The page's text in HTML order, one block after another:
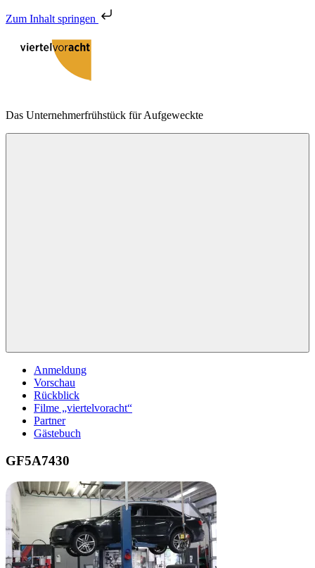
Zum Inhalt springen
Inhalt
viertelvoracht
Das Unternehmerfrühstück für Aufgeweckte
Anmeldung
Vorschau
Rückblick
Filme „viertelvoracht“
Partner
Gästebuch
GF5A7430